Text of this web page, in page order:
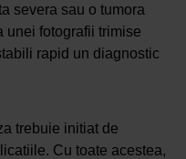
severa sau o tumora
unei fotografii trimise
rapid un diagnostic
trebuie initiat de
Cu toate acestea,